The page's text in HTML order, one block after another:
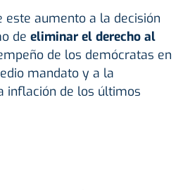
este aumento a la decisión
de eliminar el derecho al
de los demócratas en
mandato y a la
inflación de los últimos